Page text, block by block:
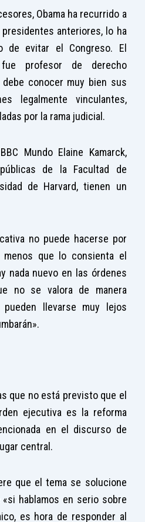
Obama ha recurrido a
anteriores, lo ha
de evitar el Congreso. El
fue profesor de derecho
conocer muy bien sus
legalmente vinculantes,
por la rama judicial.
Mundo Elaine Kamarck,
de la Facultad de
de Harvard, tienen un
no puede hacerse por
que lo consienta el
nada nuevo en las órdenes
no se valora de manera
llevarse muy lejos
que no está previsto que el
ejecutiva es la reforma
en el discurso de
central.
que el tema se solucione
hablamos en serio sobre
es hora de responder al